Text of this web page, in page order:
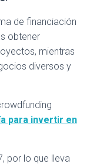
de financiación
obtener
mientras
diversos y
para invertir en
por lo que lleva